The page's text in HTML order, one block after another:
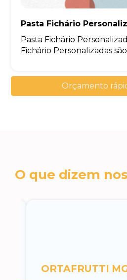
Pasta Fichário
Pasta Fichário
Fichário Personalizadas
Orçamento
O que dizem
ORTAFRUTTI